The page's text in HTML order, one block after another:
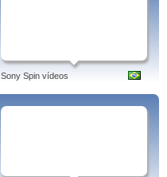
Sony Spin vídeos